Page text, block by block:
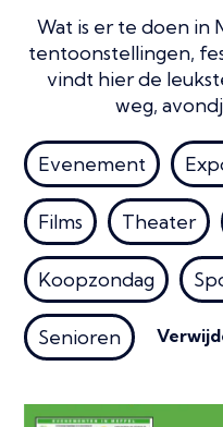
Wat is er te doen in
tentoonstellingen,
vindt hier de
weg,
Evenement
Films Theater
Koopzondag
Senioren